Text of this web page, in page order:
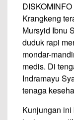
Krangkeng
Mursyid Ibnu
duduk rapi
mondar-
medis. Di
Indramayu
tenaga
Kunjungan ini